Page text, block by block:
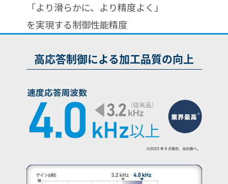
「より滑らかに、より精度よく」
を実現する制御性能精度
高応答制御による加工品質の向上